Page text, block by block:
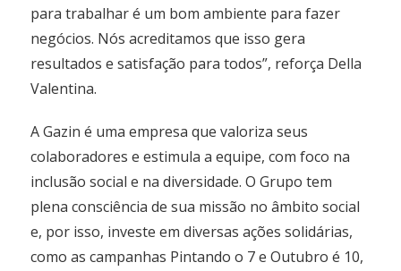
para trabalhar é um bom ambiente para fazer
negócios. Nós acreditamos que isso gera
resultados e satisfação para todos”, reforça Della
Valentina.
A Gazin é uma empresa que valoriza seus
colaboradores e estimula a equipe, com foco na
inclusão social e na diversidade. O Grupo tem
plena consciência de sua missão no âmbito social
e, por isso, investe em diversas ações solidárias,
como as campanhas Pintando o 7 e Outubro é 10,